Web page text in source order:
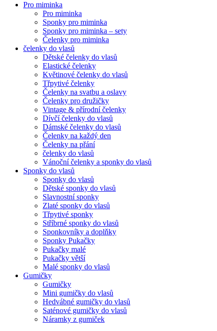
Pro miminka
Pro miminka
Sponky pro miminka
Sponky pro miminka – sety
Čelenky pro miminka
čelenky do vlasů
Dětské čelenky do vlasů
Elastické čelenky
Květinové čelenky do vlasů
Třpytivé čelenky
Čelenky na svatbu a oslavy
Čelenky pro družičky
Vintage & přírodní čelenky
Dívčí čelenky do vlasů
Dámské čelenky do vlasů
Čelenky na každý den
Čelenky na přání
čelenky do vlasů
Vánoční čelenky a sponky do vlasů
Sponky do vlasů
Sponky do vlasů
Dětské sponky do vlasů
Slavnostní sponky
Zlaté sponky do vlasů
Třpytivé sponky
Stříbrné sponky do vlasů
Sponkovníky a doplňky
Sponky Pukačky
Pukačky malé
Pukačky větší
Malé sponky do vlasů
Gumičky
Gumičky
Mini gumičky do vlasů
Hedvábné gumičky do vlasů
Saténové gumičky do vlasů
Náramky z gumiček